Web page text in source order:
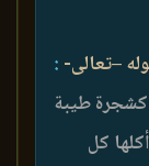
–تعالى- :
كشجرة طيبة
كل